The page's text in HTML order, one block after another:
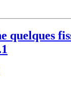
quelques